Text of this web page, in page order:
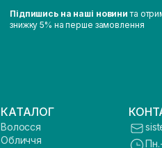
Підпишись на наші новини та
знижку 5% на перше замовлення
КАТАЛОГ
Волосся
Обличчя